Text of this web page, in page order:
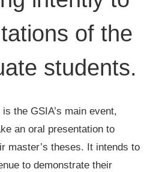
of the
students.
the GSIA’s main event,
an oral presentation to
master’s theses. It intends to
to demonstrate their